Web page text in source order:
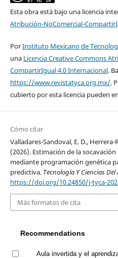
Esta obra está bajo una licencia
Atribución-NoComercial-
PorInstituto Mexicano de
una Licencia Creative Commons
CompartirIgual 4.0 Internacional.
https://www.revistatyca.org.mx/.
cubierto por esta licencia pueden
Cómo citar
Valladares-Sandoval, E. D., Herrera-
(2026). Estimación de la
mediante programación genética
predictiva. Tecnología Y Ciencias Del
https://doi.org/10.24850/j-tyca-
Más formatos de cita
Recommendations
Aula invertida y el